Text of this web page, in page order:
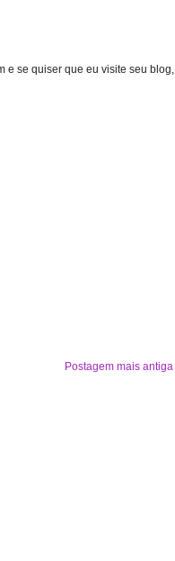
e se quiser que eu visite seu blog,
Postagem mais antiga